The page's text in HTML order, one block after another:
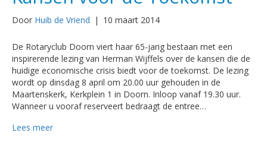
Door Huib de Vriend | 10 maart 2014
De Rotaryclub Doorn viert haar 65-jarig bestaan met een
inspirerende lezing van Herman Wijffels over de kansen die de
huidige economische crisis biedt voor de toekomst. De lezing
wordt op dinsdag 8 april om 20.00 uur gehouden in de
Maartenskerk, Kerkplein 1 in Doorn. Inloop vanaf 19.30 uur.
Wanneer u vooraf reserveert bedraagt de entree…
Lees meer